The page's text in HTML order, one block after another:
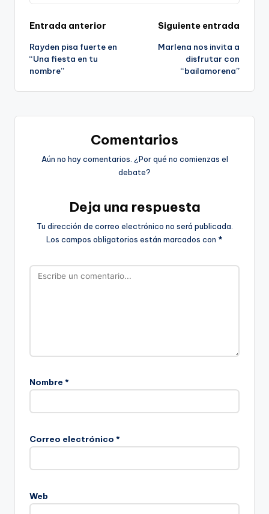
Navegación
de
entradas
Entrada anterior
Rayden pisa fuerte en
“Una fiesta en tu
nombre”
Siguiente entrada
Marlena nos invita a
disfrutar con
“bailamorena”
Comentarios
Aún no hay comentarios. ¿Por qué no comienzas el
debate?
Deja una respuesta
Tu dirección de correo electrónico no será publicada.
Los campos obligatorios están marcados con *
Nombre *
Correo electrónico *
Web